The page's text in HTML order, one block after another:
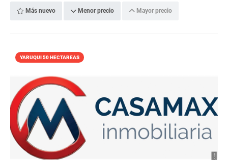
Más nuevo Menor precio Mayor precio
YARUQUI 50 HECTAREAS